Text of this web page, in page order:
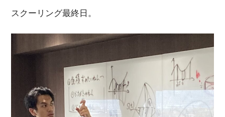
スクーリング最終日。